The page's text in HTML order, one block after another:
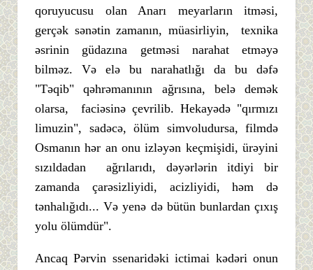
qoruyucusu olan Anarı meyarların itməsi,
gerçək sənətin zamanın, müasirliyin, texnika
əsrinin güdazına getməsi narahat etməyə
bilməz. Və elə bu narahatlığı da bu dəfə
"Təqib" qəhrəmanının ağrısına, belə demək
olarsa, faciəsinə çevrilib. Hekayədə "qırmızı
limuzin", sadəcə, ölüm simvoludursa, filmdə
Osmanın hər an onu izləyən keçmişidi, ürəyini
sızıldadan ağrılarıdı, dəyərlərin itdiyi bir
zamanda çarəsizliyidi, acizliyidi, həm də
tənhalığıdı... Və yenə də bütün bunlardan çıxış
yolu ölümdür".
Ancaq Pərvin ssenaridəki ictimai kədəri onun